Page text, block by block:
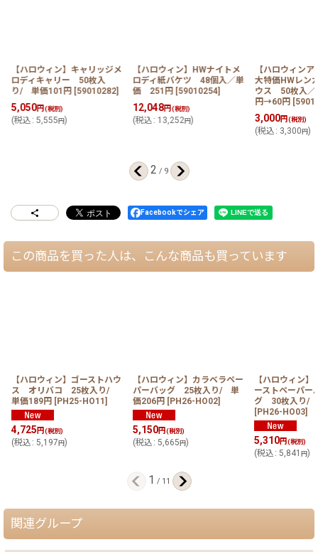
【ハロウィン】キャリッジメ
ロディキャリー 50枚入
り/ 単価101円
59010282]
5,050円(税別)
(税込: 5,555円)
【ハロウィン】HWナイトメ
ロディ紙バケツ 48個入／単
価 251円
[59010254]
12,048円(税別)
(税込: 13,252円)
【ハロウィン
大特価HWレン
ウス 50枚入
円→60円 [
3,000円(税別)
(税込 : 3,300円)
2 / 9
Facebookでシェア
この商品を買った人は、こんな商品も買っています
【ハロウィン】ゴーストハウ
ス オリバコ 25枚入り/
単価189円 [PH25-HO11]
4,725 円(税別)
(税込 : 5,197円)
【ハロウィン】カラベラペー
パーバッグ 25枚入り/ 単
価206円 [PH26-HO02]
5,150円(税別)
(税込 : 5,665円)
【ハロウィン
ーストペーパー
グ 30枚入り/
[PH26-HO03]
5,310円(税別)
(税込 : 5,841円)
1 / 11
関連グループ